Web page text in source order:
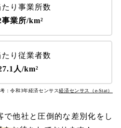
たり事業所数
事業所/km²
たり従業者数
人/km²
：令和3年経済センサス経済センサス（e-Stat）
で他社と圧倒的な差別化をし